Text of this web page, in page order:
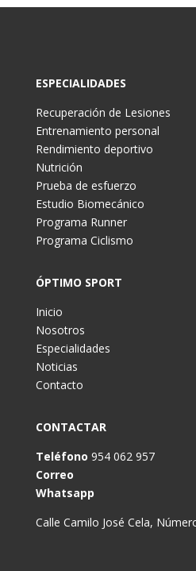
ESPECIALIDADES
Recuperación de Lesiones
Entrenamiento personal
Rendimiento deportivo
Nutrición
Prueba de esfuerzo
Estudio Biomecánico
Programa Runner
Programa Ciclismo
ÓPTIMO SPORT
Inicio
Nosotros
Especialidades
Noticias
Contacto
CONTACTAR
Teléfono 954 062 957
Correo
Whatsapp
Calle Camilo José Cela,